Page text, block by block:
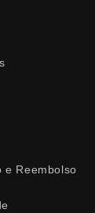
e Reembolso